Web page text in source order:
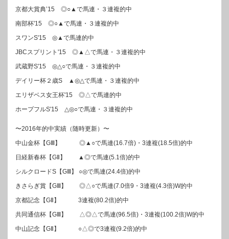
京都大賞典’15 ◎○▲で馬連・３連複的中
南部杯'15 ◎○▲で馬連・３連複的中
スワンS'15 ◎▲で馬連的中
JBCスプリント'15 ◎▲△で馬連・３連複的中
武蔵野S'15 ◎△○で馬連・３連複的中
デイリー杯２歳S ▲◎△で馬連・３連複的中
エリザベス女王杯'15 ◎△で馬連的中
ホープフルS'15 △◎○で馬連・３連複的中
〜2016年的中実績（随時更新）〜
中山金杯【GⅢ】 ◎▲○で馬連(16.7倍)・3連複(18.5倍)的中
日経新春杯【GⅡ】 ▲◎で馬連(5.1倍)的中
シルクロードS【GⅢ】 ○◎で馬連(24.4倍)的中
きさらぎ賞【GⅢ】 ◎△○で馬連(7.0倍9・3連複(4.3倍)W的中
京都記念【GⅡ】 3連複(80.2倍)的中
共同通信杯【GⅢ】 △◎△で馬連(96.5倍)・3連複(100.2倍)W的中
中山記念【GⅡ】 ○△◎で3連複(9.2倍)的中